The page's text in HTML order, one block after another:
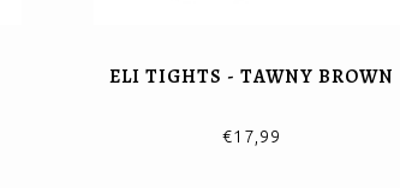
ELI TIGHTS - TAWNY BROWN
€17,99